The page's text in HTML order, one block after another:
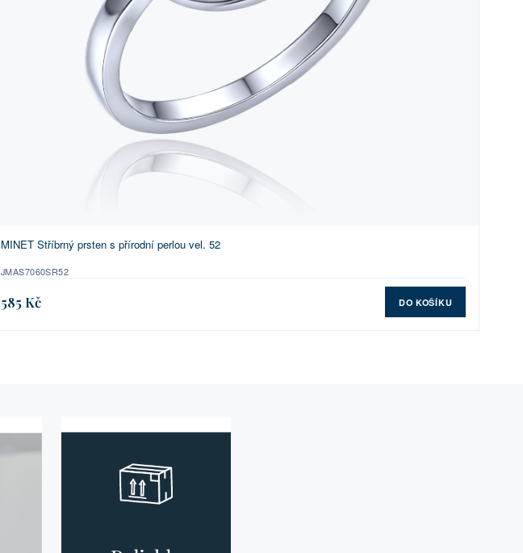
MINET Stříbrný prsten s přírodní perlou vel. 52
JMAS7060SR52
585 Kč DO KOŠÍKU